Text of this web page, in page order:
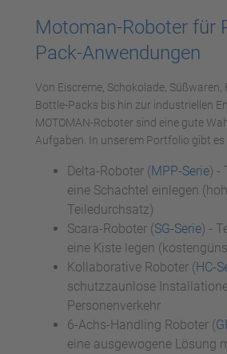
Management
Motoman-Roboter für
Pack-Anwendungen
Von Eiscreme, Schokolade, Süßwaren,
Bottle-Packs bis hin zur industriellen
MOTOMAN-Roboter sind eine gute
Aufgaben. In unserem Portfolio gibt es
Delta-Roboter (MPP-Serie) -
eine Schachtel einlegen
Teiledurchsatz)
Scara-Roboter (SG-Serie) -
eine Kiste legen
Kollaborative Roboter (HC-
schutzzaunlose
Personenverkehr
6-Achs-Handling Roboter (
eine ausgewogene Lösung